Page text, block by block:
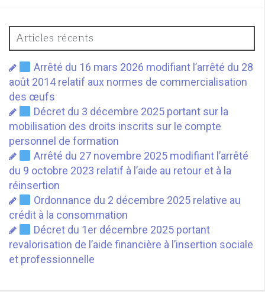
Articles récents
Arrêté du 16 mars 2026 modifiant l’arrêté du 28
août 2014 relatif aux normes de commercialisation
des œufs
Décret du 3 décembre 2025 portant sur la
mobilisation des droits inscrits sur le compte
personnel de formation
Arrêté du 27 novembre 2025 modifiant l’arrêté
du 9 octobre 2023 relatif à l’aide au retour et à la
réinsertion
Ordonnance du 2 décembre 2025 relative au
crédit à la consommation
Décret du 1er décembre 2025 portant
revalorisation de l’aide financière à l’insertion sociale
et professionnelle